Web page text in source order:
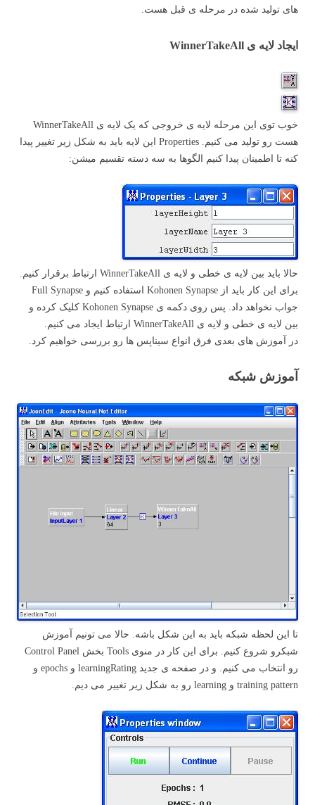
های تولید شده در مرحله ی قبل هست.
ایجاد لایه ی WinnerTakeAll
خوب توی این مرحله لایه ی خروجی که یک لایه ی WinnerTakeAll
هست رو تولید می کنیم. Properties این لایه باید به شکل زیر تغییر پیدا
کنه تا اطمینان پیدا کنیم الگوها به سه دسته تقسیم میشن:
حالا باید بین لایه ی خطی و لایه ی WinnerTakeAll ارتباط برقرار کنیم.
برای این کار باید از Kohonen Synapse استفاده کنیم و Full Synapse
جواب نخواهد داد. پس روی دکمه ی Kohonen Synapse کلیک کرده و
بین لایه ی خطی و لایه ی WinnerTakeAll ارتباط ایجاد می کنیم.
در آموزش های بعدی فرق انواع سیناپس ها رو بررسی خواهیم کرد.
آموزش شبکه
تا این لحظه شبکه باید به این شکل باشه. حالا می تونیم آموزش
شبکرو شروع کنیم. برای این کار در منوی Tools بخش Control Panel
رو انتخاب می کنیم. و در صفحه ی جدید learningRating و epochs و
training pattern و learning رو به شکل زیر تغییر می دیم.